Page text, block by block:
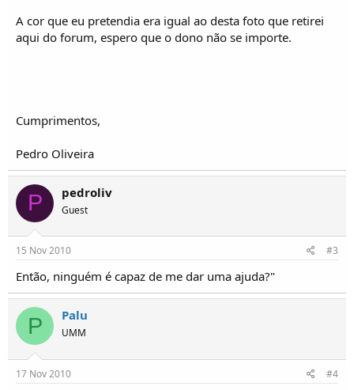
i
c
o
A cor que eu pretendia era igual ao desta foto que retirei
aqui do forum, espero que o dono não se importe.
Cumprimentos,
Pedro Oliveira
P pedroliv
Guest
15 Nov 2010 #3
Então, ninguém é capaz de me dar uma ajuda?"
P Palu
UMM
17 Nov 2010 #4